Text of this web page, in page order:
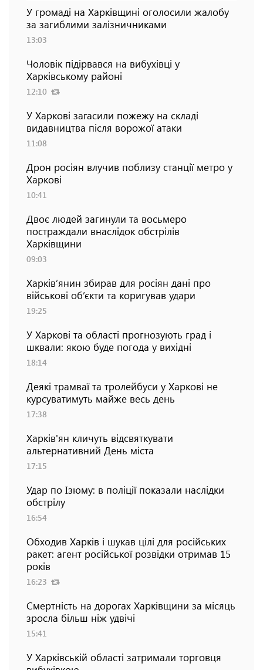
У громаді на Харківщині оголосили жалобу
за загиблими залізничниками
13:03
Чоловік підірвався на вибухівці у
Харківському районі
12:10
У Харкові загасили пожежу на складі
видавництва після ворожої атаки
11:08
Дрон росіян влучив поблизу станції метро у
Харкові
10:41
Двоє людей загинули та восьмеро
постраждали внаслідок обстрілів
Харківщини
09:03
Харків’янин збирав для росіян дані про
військові об’єкти та коригував удари
19:25
У Харкові та області прогнозують град і
шквали: якою буде погода у вихідні
18:14
Деякі трамваї та тролейбуси у Харкові не
курсуватимуть майже весь день
17:38
Харків'ян кличуть відсвяткувати
альтернативний День міста
17:15
Удар по Ізюму: в поліції показали наслідки
обстрілу
16:54
Обходив Харків і шукав цілі для російських
ракет: агент російської розвідки отримав 15
років
16:23
Смертність на дорогах Харківщини за місяць
зросла більш ніж удвічі
15:41
У Харківській області затримали торговця